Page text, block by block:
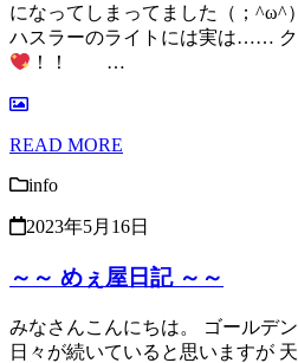
になってしまってました（；
ハスラーのライトには実は……
！！ …
READ MORE
info
2023年5月16日
～～ めぇ屋日記 ～～
みなさんこんにちは。 ゴールデ
日々が続いていると思いますが